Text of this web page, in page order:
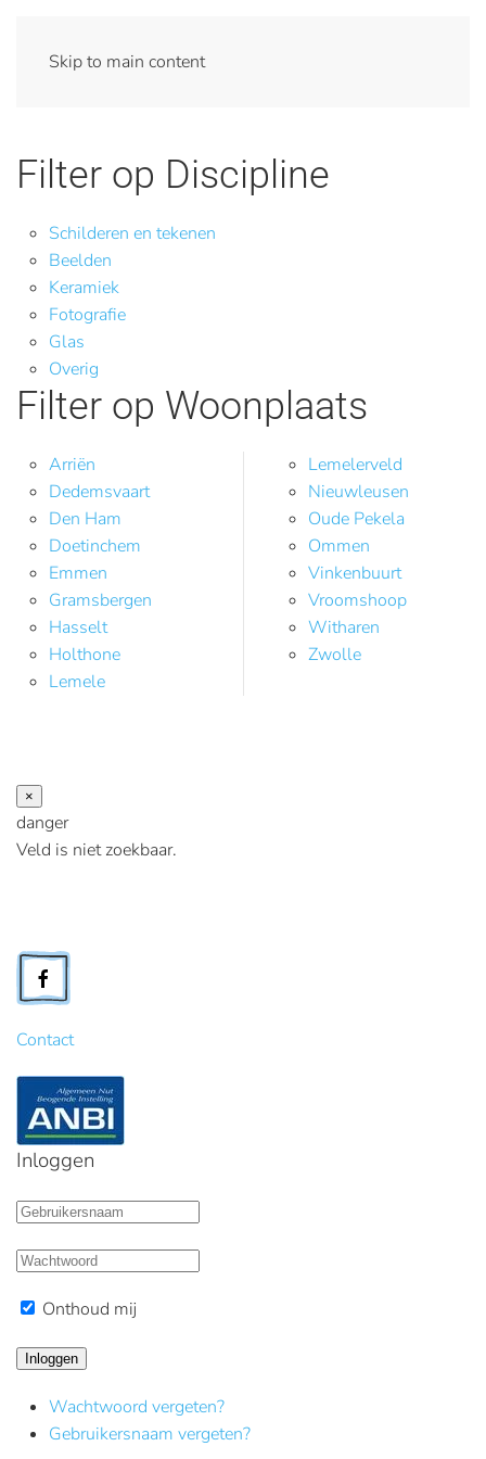
Skip to main content
Filter op Discipline
Schilderen en tekenen
Beelden
Keramiek
Fotografie
Glas
Overig
Filter op Woonplaats
Arriën
Dedemsvaart
Den Ham
Doetinchem
Emmen
Gramsbergen
Hasselt
Holthone
Lemele
Lemelerveld
Nieuwleusen
Oude Pekela
Ommen
Vinkenbuurt
Vroomshoop
Witharen
Zwolle
×
danger
Veld is niet zoekbaar.
Contact
Inloggen
Onthoud mij
Inloggen
Wachtwoord vergeten?
Gebruikersnaam vergeten?